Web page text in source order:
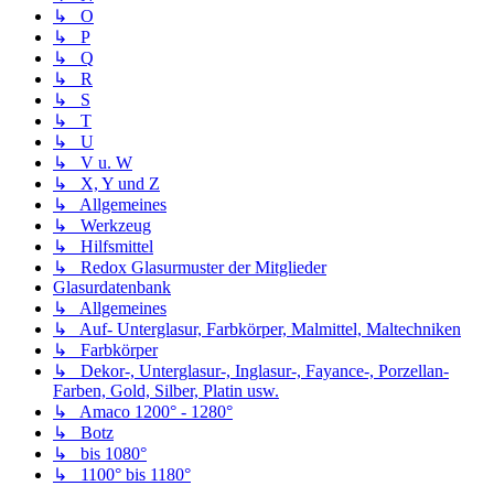
↳ O
↳ P
↳ Q
↳ R
↳ S
↳ T
↳ U
↳ V u. W
↳ X, Y und Z
↳ Allgemeines
↳ Werkzeug
↳ Hilfsmittel
↳ Redox Glasurmuster der Mitglieder
Glasurdatenbank
↳ Allgemeines
↳ Auf- Unterglasur, Farbkörper, Malmittel, Maltechniken
↳ Farbkörper
↳ Dekor-, Unterglasur-, Inglasur-, Fayance-, Porzellan-
Farben, Gold, Silber, Platin usw.
↳ Amaco 1200° - 1280°
↳ Botz
↳ bis 1080°
↳ 1100° bis 1180°